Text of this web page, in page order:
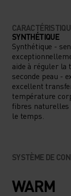
SYNTHÉTIQUE
Synthétique -
aide à réguler la
seconde peau -
excellent
température
fibres naturelles
le temps.
SYSTÈME DE
WARM